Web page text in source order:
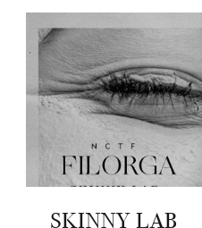
SKINNY LAB